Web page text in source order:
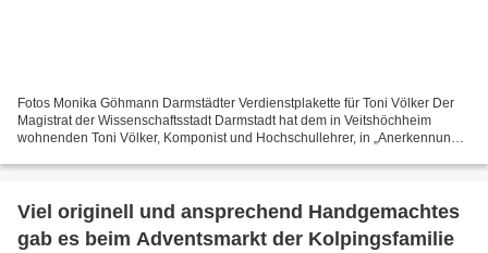
Fotos Monika Göhmann Darmstädter Verdienstplakette für Toni Völker Der
Magistrat der Wissenschaftsstadt Darmstadt hat dem in Veitshöchheim
wohnenden Toni Völker, Komponist und Hochschullehrer, in „Anerkennung
Viel originell und ansprechend Handgemachtes
gab es beim Adventsmarkt der Kolpingsfamilie